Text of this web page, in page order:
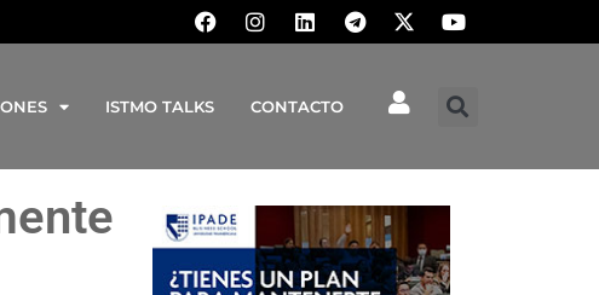
ISTMO TALKS CONTACTO